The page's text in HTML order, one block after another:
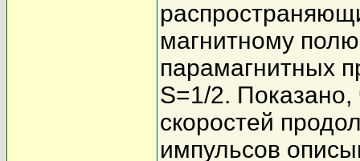
магнитному
парамагнитных
S=1/2. Показано,
скоростей
импульсов